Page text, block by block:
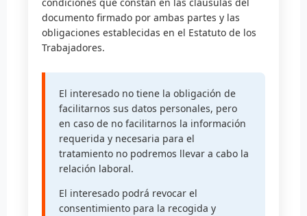
documento firmado por ambas partes y las
obligaciones establecidas en el Estatuto de los
Trabajadores.
El interesado no tiene la obligación de
facilitarnos sus datos personales, pero
en caso de no facilitarnos la información
requerida y necesaria para el
tratamiento no podremos llevar a cabo la
relación laboral.
El interesado podrá revocar el
consentimiento para la recogida y